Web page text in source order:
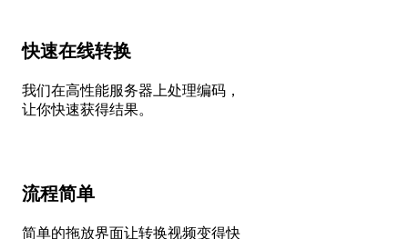
快速在线转换
我们在高性能服务器上处理编码，
让你快速获得结果。
流程简单
简单的拖放界面让转换视频变得快